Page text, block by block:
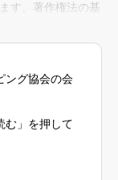
す。著作権法の基
具体的な表現のみ
本における法的根
又は感情を創作的
関する考え方につ
ング協会の会
む」を押して
ト
的評価